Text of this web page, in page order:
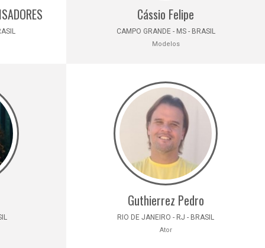
Cássio Felipe
CAMPO GRANDE - MS - BRASIL
Modelos
Guthierrez Pedro
RIO DE JANEIRO - RJ - BRASIL
Ator